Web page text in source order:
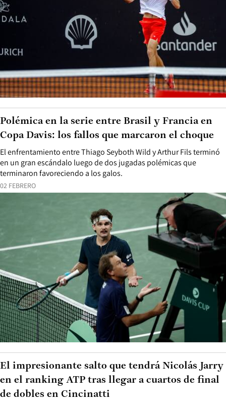
02 FEBRERO
El enfrentamiento entre Thiago Seyboth Wild y Arthur Fils terminó
en un gran escándalo luego de dos jugadas polémicas que
terminaron favoreciendo a los galos.
Polémica en la serie entre Brasil y Francia en
Copa Davis: los fallos que marcaron el choque
El impresionante salto que tendrá Nicolás Jarry
en el ranking ATP tras llegar a cuartos de final
de dobles en Cincinatti